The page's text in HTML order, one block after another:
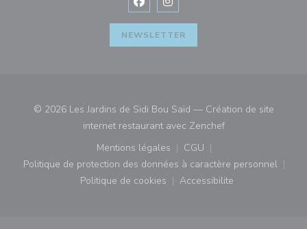
Facebook ((ouvre une nouvelle
Instagram ((ouvre une
NEWSLETTER
© 2026 Les Jardins de Sidi Bou Saïd — Création de site
internet restaurant avec Zenchef((ouvre une
Mentions légales
((ouvre une nouvelle fenêtre))
CGU
((ouvre une nouvelle
Politique de protection des données à caractère personnel
((ouvre une nouvelle fenêtre))
Politique de cookies
((ouvre une nouvelle fenêtre))
Accessibilite
((ouvre une nouvelle